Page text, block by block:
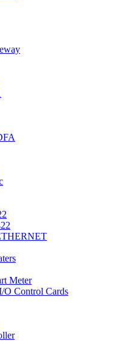
Meter
Control Cards